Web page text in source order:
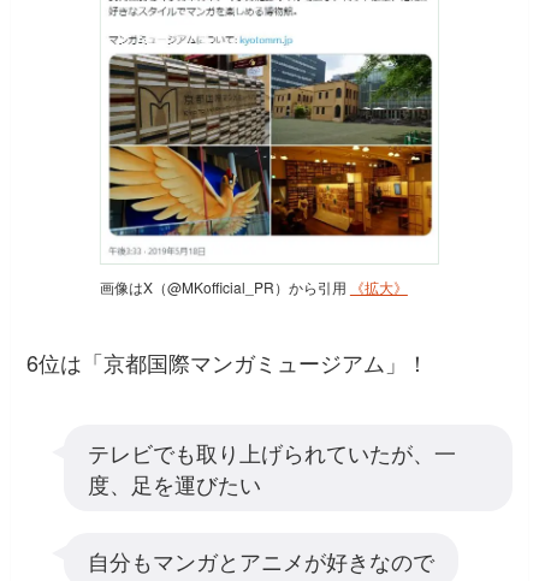
画像はX（@MKofficial_PR）から引用 《拡大》
6位は「京都国際マンガミュージアム」！
テレビでも取り上げられていたが、一
度、足を運びたい
自分もマンガとアニメが好きなので